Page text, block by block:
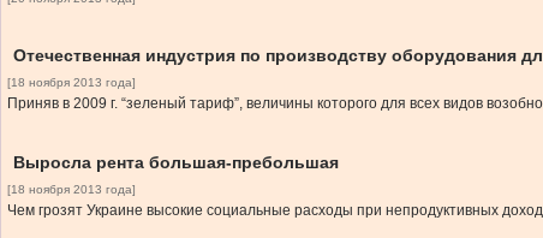
Отечественная индустрия по производству оборудования
[18 ноября 2013 года]
Приняв в 2009 г. “зеленый тариф”, величины которого для всех видов
Выросла рента большая-пребольшая
[18 ноября 2013 года]
Чем грозят Украине высокие социальные расходы при непродуктивных